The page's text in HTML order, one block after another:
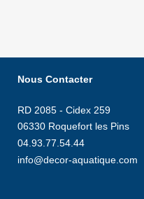
Nous Contacter
RD 2085 - Cidex 259
06330 Roquefort les Pins
04.93.77.54.44
info@decor-aquatique.com